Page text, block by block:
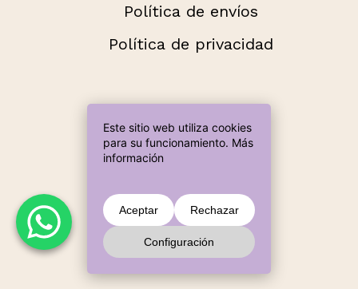
60,00 € para envío gratuito.
Subtotal:
Ver Carrito Finalizar Compra
Política de envíos
Política de privacidad
Métodos de pago aceptados
Este sitio web utiliza cookies
para su funcionamiento. Más
información
Aceptar Rechazar
Configuración